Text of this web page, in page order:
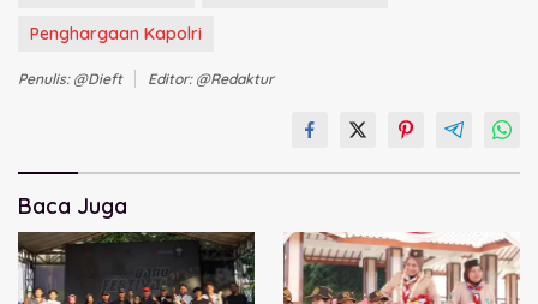
Penghargaan Kapolri
Penulis: @dieft Editor: @redaktur
Baca Juga